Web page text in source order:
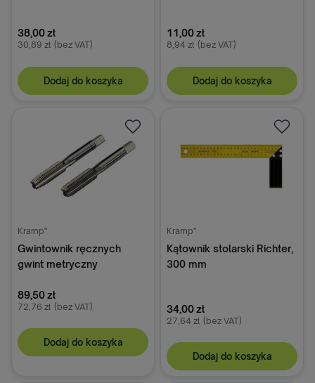
38,00 zł
30,89 zł (bez VAT)
Dodaj do koszyka
11,00 zł
8,94 zł (bez VAT)
Dodaj do koszyka
Kramp"
Gwintownik ręcznych
gwint metryczny
1
89,50 zł
72,76 zł (bez VAT)
Dodaj do koszyka
Kramp"
Kątownik stolarski Richter,
300 mm
34,00 zł
27,64 zł (bez VAT)
Dodaj do koszyka